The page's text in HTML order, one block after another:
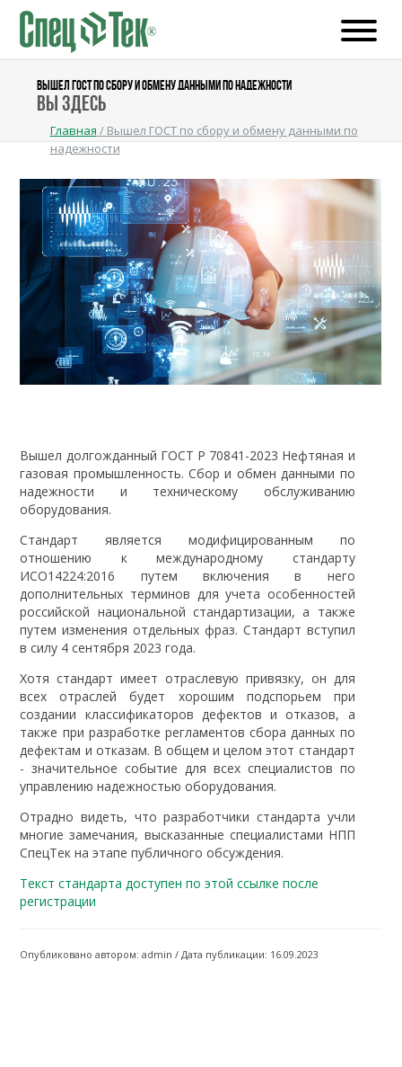
ВЫШЕЛ ГОСТ ПО СБОРУ И ОБМЕНУ ДАННЫМИ ПО НАДЕЖНОСТИ
Вы здесь
Главная / Вышел ГОСТ по сбору и обмену данными по
надежности
Вышел долгожданный ГОСТ Р 70841-2023 Нефтяная и
газовая промышленность. Сбор и обмен данными по
надежности и техническому обслуживанию
оборудования.
Стандарт является модифицированным по
отношению к международному стандарту
ИСО14224:2016 путем включения в него
дополнительных терминов для учета особенностей
российской национальной стандартизации, а также
путем изменения отдельных фраз. Стандарт вступил
в силу 4 сентября 2023 года.
Хотя стандарт имеет отраслевую привязку, он для
всех отраслей будет хорошим подспорьем при
создании классификаторов дефектов и отказов, а
также при разработке регламентов сбора данных по
дефектам и отказам. В общем и целом этот стандарт
- значительное событие для всех специалистов по
управлению надежностью оборудования.
Отрадно видеть, что разработчики стандарта учли
многие замечания, высказанные специалистами НПП
СпецТек на этапе публичного обсуждения.
Текст стандарта доступен по этой ссылке после
регистрации
Опубликовано автором: admin / Дата публикации: 16.09.2023